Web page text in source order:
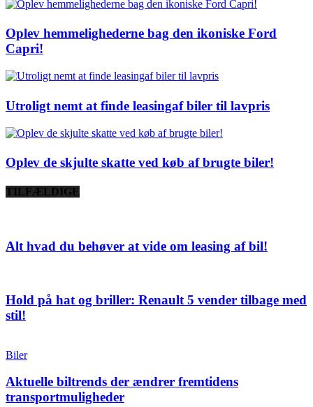
Oplev hemmelighederne bag den ikoniske Ford
Capri!
Utroligt nemt at finde leasingaf biler til lavpris
Oplev de skjulte skatte ved køb af brugte biler!
TILFÆLDIGE
Alt hvad du behøver at vide om leasing af bil!
Hold på hat og briller: Renault 5 vender tilbage med
stil!
Biler
Aktuelle biltrends der ændrer fremtidens
transportmuligheder